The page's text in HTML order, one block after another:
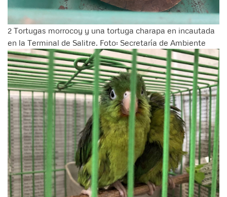
2 Tortugas morrocoy y una tortuga charapa en incautada
en la Terminal de Salitre. Foto: Secretaría de Ambiente